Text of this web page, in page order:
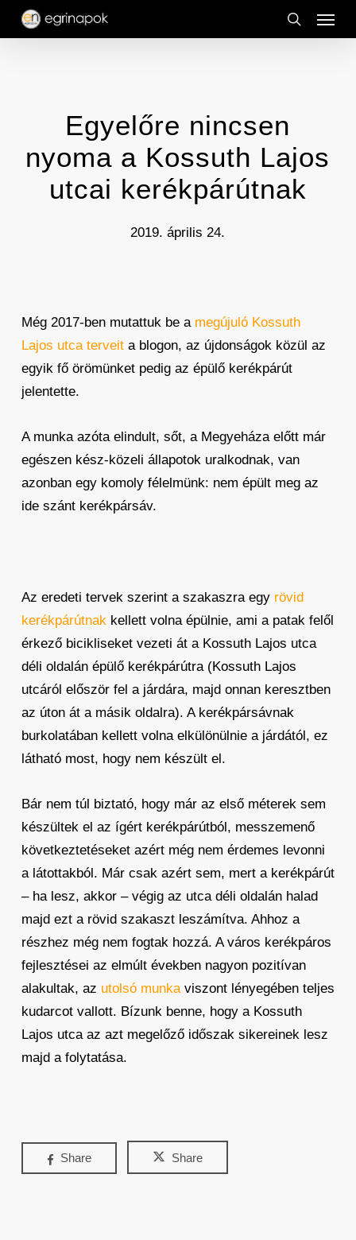
Skip
search
Menu
Egyelőre nincsen
nyoma a Kossuth Lajos
utcai kerékpárútnak
2019. április 24.
Még 2017-ben mutattuk be a megújuló Kossuth
Lajos utca terveita blogon, az újdonságok közül az
egyik fő örömünket pedig az épülő kerékpárút
jelentette.
A munka azóta elindult, sőt, a Megyeháza előtt már
egészen kész-közeli állapotok uralkodnak, van
azonban egy komoly félelmünk: nem épült meg az
ide szánt kerékpársáv.
Az eredeti tervek szerint a szakaszra egy rövid
kerékpárútnakkellett volna épülnie, ami a patak felől
érkező bicikliseket vezeti át a Kossuth Lajos utca
déli oldalán épülő kerékpárútra (Kossuth Lajos
utcáról először fel a járdára, majd onnan keresztben
az úton át a másik oldalra). A kerékpársávnak
burkolatában kellett volna elkülönülnie a járdától, ez
látható most, hogy nem készült el.
Bár nem túl biztató, hogy már az első méterek sem
készültek el az ígért kerékpárútból, messzemenő
következtetéseket azért még nem érdemes levonni
a látottakból. Már csak azért sem, mert a kerékpárút
– ha lesz, akkor – végig az utca déli oldalán halad
majd ezt a rövid szakaszt leszámítva. Ahhoz a
részhez még nem fogtak hozzá. A város kerékpáros
fejlesztései az elmúlt években nagyon pozitívan
alakultak, az utolsó munkaviszont lényegében teljes
kudarcot vallott. Bízunk benne, hogy a Kossuth
Lajos utca az azt megelőző időszak sikereinek lesz
majd a folytatása.
Share Share